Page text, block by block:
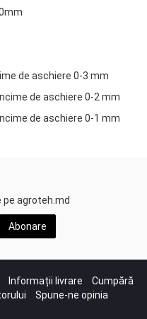
de aschiere 0-3 mm
de aschiere 0-2 mm
de aschiere 0-1 mm
pe agroteh.md
Abonare
Informații livrare
Cumpără
Spune-ne opinia